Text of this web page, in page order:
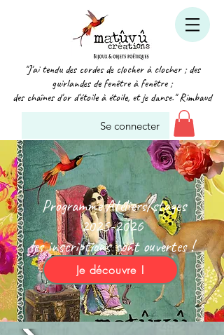
"J'ai tendu des cordes de clocher à clocher ; des
guirlandes de fenêtre à fenêtre ;
des chaînes d'or d'étoile à étoile, et je danse." Rimbaud
Se connecter
Programme Ateliers/stages
2025-2026
les inscriptions sont ouvertes !
Je découvre !